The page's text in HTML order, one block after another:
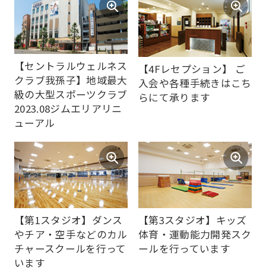
【セントラルウェルネス
クラブ我孫子】地域最大
級の大型スポーツクラブ
2023.08ジムエリアリニ
ューアル
【4Fレセプション】 ご
入会や各種手続きはこち
らにて承ります
【第1スタジオ】ダンス
やチア・空手などのカル
チャースクールを行って
います
【第3スタジオ】キッズ
体育・運動能力開発スク
ールを行っています
For
foreigners
Central
Sports
official
website
is